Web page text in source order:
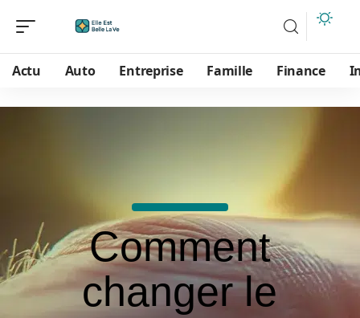
Actu Auto Entreprise Famille Finance
Comment
changer le